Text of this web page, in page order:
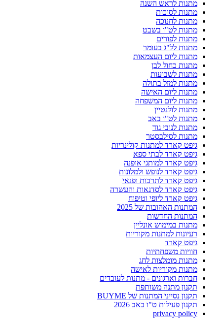
מתנות לראש השנה
מתנות לסוכות
מתנות לחנוכה
מתנות לט"ו בשבט
מתנות לפורים
מתנות לל"ג בעומר
מתנות ליום העצמאות
מתנות כחול לבן
מתנות לשבועות
מתנות למזל בתולה
מתנות ליום האישה
מתנות ליום המשפחה
מתנות לולנטיין
מתנות לט"ו באב
מתנות לנובי גוד
מתנות לסילבסטר
גיפט קארד למתנות קולינריות
גיפט קארד לבתי ספא
גיפט קארד למותגי אופנה
גיפט קארד לנופש ולמלונות
גיפט קארד לתרבות ופנאי
גיפט קארד לסדנאות והעשרה
גיפט קארד ליופי וטיפוח
המתנות האהובות של 2025
המתנות החדשות
מתנות במימוש אונליין
רעיונות למתנות מקוריות
גיפט קארד
חוויות משפחתיות
מתנות מומלצות לחג
מתנות מקוריות לאישה
חברות וארגונים - מתנות לעובדים
תקנון מתנה משותפת
תקנון נסייני המתנות של BUYME
תקנון פעילות ט"ו באב 2026
privacy policy